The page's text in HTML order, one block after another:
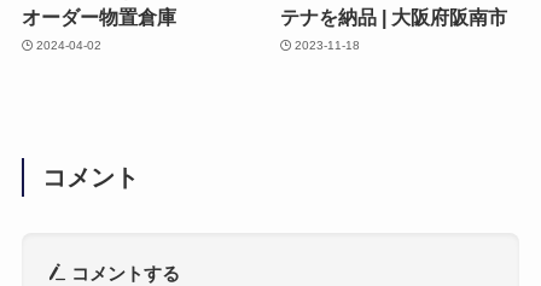
オーダー物置倉庫
2024-04-02
テナを納品 | 大阪府阪南市
2023-11-18
コメント
コメントする